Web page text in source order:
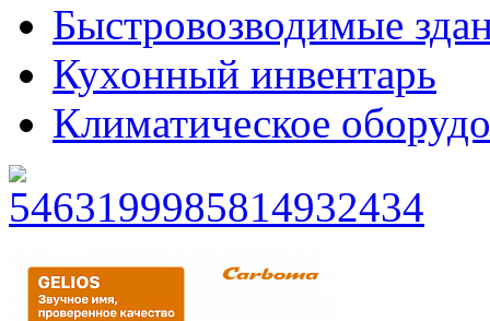
Быстровозводимые
Кухонный инвентарь
Климатическое